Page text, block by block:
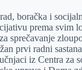
boračka i
prema svim
sprečavanje
prvi radni
iz Centra za